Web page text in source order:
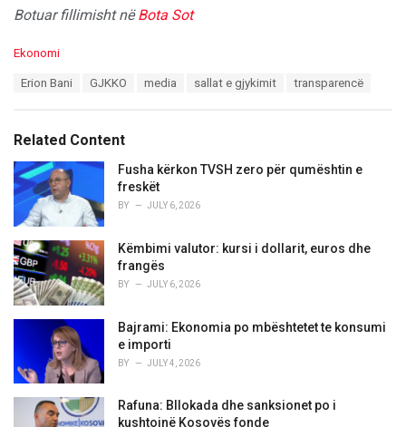
Botuar fillimisht nëBota Sot
C
o
r
i
e
s
Ekonomi
:
Erion Bani GJKKO media sallat e gjykimit transparencë
Related Content
Fusha kërkon TVSH zero për qumështin e
freskët
BY JULY 6, 2026
Këmbimi valutor: kursi i dollarit, euros dhe
frangës
BY JULY 6, 2026
Bajrami: Ekonomia po mbështetet te konsumi
e importi
BY JULY 4, 2026
Rafuna: Bllokada dhe sanksionet po i
kushtojnë Kosovës fonde